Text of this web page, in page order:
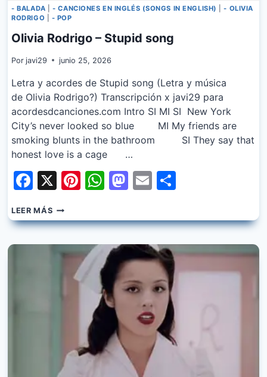
- BALADA |- CANCIONES EN INGLÉS (SONGS IN ENGLISH) |- OLIVIA
RODRIGO
- POP
Olivia Rodrigo – Stupid song
Por javi29 junio 25, 2026
Letra y acordes de Stupid song (Letra y música
de Olivia Rodrigo?) Transcripción x javi29 para
acordesdcanciones.com Intro SI MI SI New York
City’s never looked so blue MI My friends are
smoking blunts in the bathroom SI They say that
honest love is a cage …
Facebook
X Pinterest
WhatsApp
Mastodon
Email
LEER MÁSOLIVIA
RODRIGO
–
SONG